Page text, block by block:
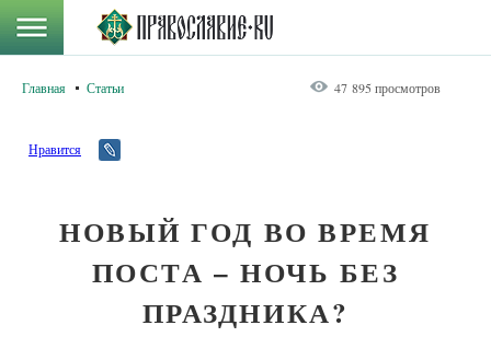
Главная Статьи 47 895 просмотров
Нравится
НОВЫЙ ГОД ВО ВРЕМЯ
ПОСТА – НОЧЬ БЕЗ
ПРАЗДНИКА?